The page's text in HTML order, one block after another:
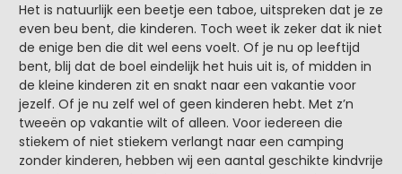
Het is natuurlijk een beetje een taboe, uitspreken dat je ze
even beu bent, die kinderen. Toch weet ik zeker dat ik niet
de enige ben die dit wel eens voelt. Of je nu op leeftijd
bent, blij dat de boel eindelijk het huis uit is, of midden in
de kleine kinderen zit en snakt naar een vakantie voor
jezelf. Of je nu zelf wel of geen kinderen hebt. Met z’n
tweeën op vakantie wilt of alleen. Voor iedereen die
stiekem of niet stiekem verlangt naar een camping
zonder kinderen, hebben wij een aantal geschikte kindvrije